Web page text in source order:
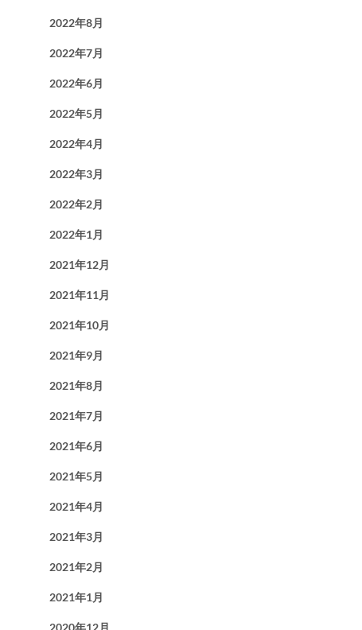
2022年8月
2022年7月
2022年6月
2022年5月
2022年4月
2022年3月
2022年2月
2022年1月
2021年12月
2021年11月
2021年10月
2021年9月
2021年8月
2021年7月
2021年6月
2021年5月
2021年4月
2021年3月
2021年2月
2021年1月
2020年12月